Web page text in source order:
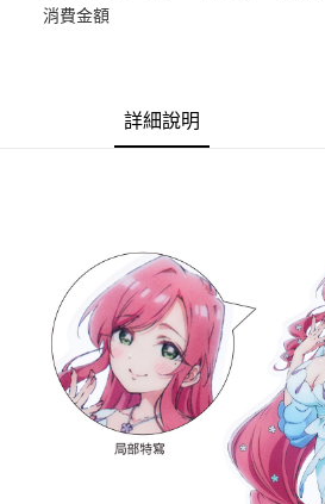
悠遊付
全家取貨付款
每筆NT$65，滿NT$1,300(含以上)免運費
付款後全家取貨
每筆NT$65，滿NT$1,300(含以上)免運費
(不開放使用，請勿選取）
每筆NT$9,999
消費金額
詳細說明